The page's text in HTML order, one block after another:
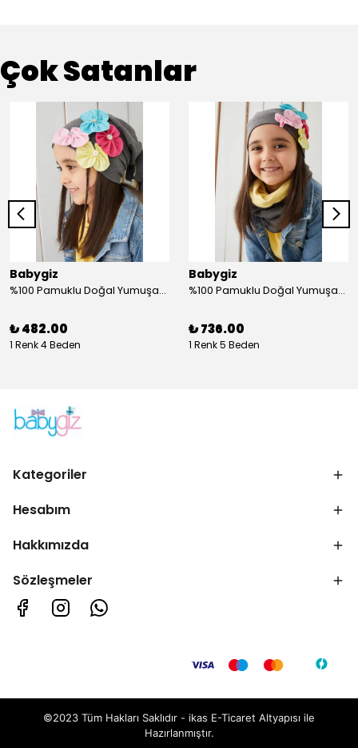
Çok Satanlar
Babygiz
%100 Pamuklu Doğal Yumuşak Çift Katlı Penye Füme Çiçekli Kız Çocuk Bebek Şapka Bere
₺ 482.00
1 Renk 4 Beden
Babygiz
%100 Pamuklu Doğal Yumuşak Çift Katlı Penye Kız Çocuk Bebek Bere Boyunluk Set
₺ 736.00
1 Renk 5 Beden
Kategoriler
Hesabım
Hakkımızda
Sözleşmeler
©2023 Tüm Hakları Saklıdır - ikas E-Ticaret Altyapısı ile
Hazırlanmıştır.